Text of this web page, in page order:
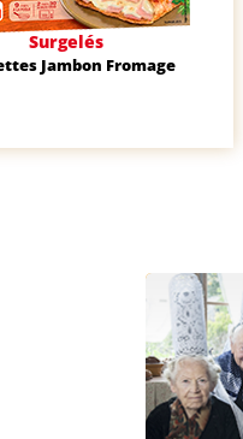
Surgelés
Jambon Fromage